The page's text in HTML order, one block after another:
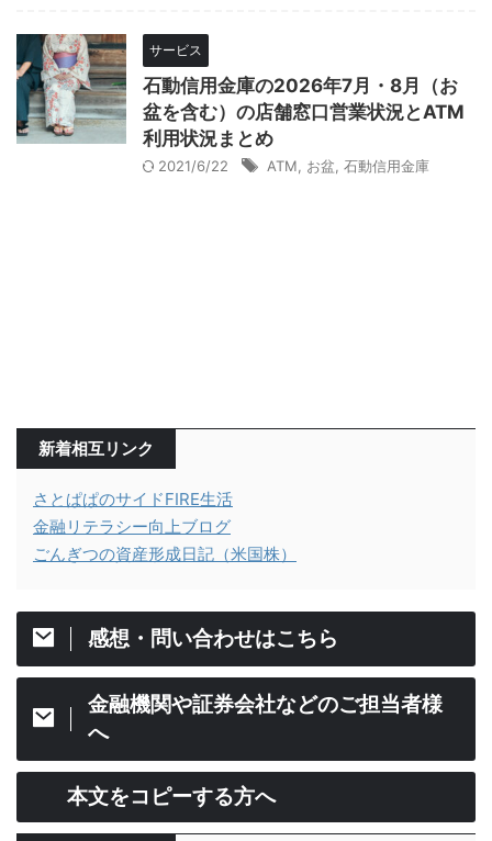
サービス
石動信用金庫の2026年7月・8月（お
盆を含む）の店舗窓口営業状況とATM
利用状況まとめ
2021/6/22 ATM お盆 石動信用金庫
新着相互リンク
さとぱぱのサイドFIRE生活
金融リテラシー向上ブログ
ごんぎつの資産形成日記（米国株）
感想・問い合わせはこちら
金融機関や証券会社などのご担当者様
へ
本文をコピーする方へ